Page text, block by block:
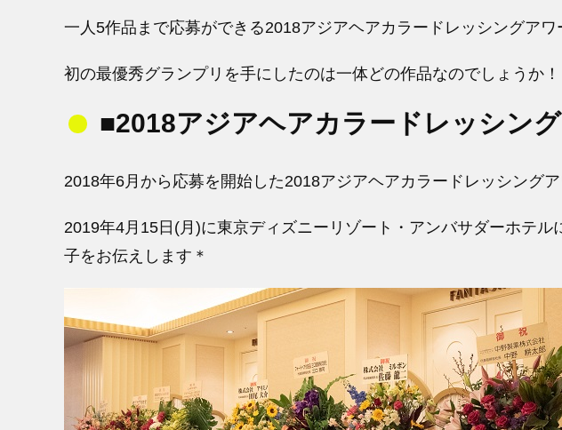
一人5作品まで応募ができる2018アジアヘアカラードレッシングア
初の最優秀グランプリを手にしたのは一体どの作品なのでしょうか！
■2018アジアヘアカラードレッシン
2018年6月から応募を開始した2018アジアヘアカラードレッシング
2019年4月15日(月)に東京ディズニーリゾート・アンバサダーホテ
子をお伝えします＊